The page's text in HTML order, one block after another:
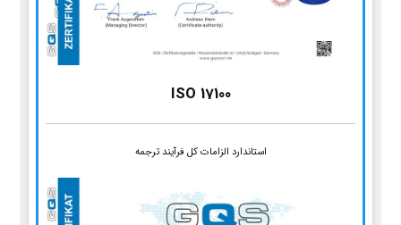
ISO 17100
استاندارد الزامات کل فرآیند ترجمه